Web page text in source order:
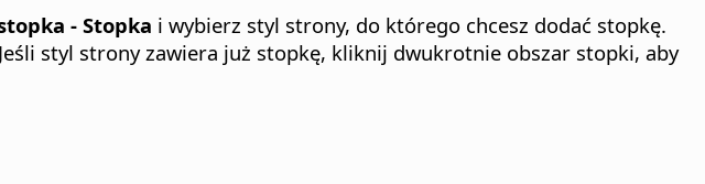
- Stopka i wybierz styl strony, do którego chcesz dodać stopkę.
styl strony zawiera już stopkę, kliknij dwukrotnie obszar stopki, aby